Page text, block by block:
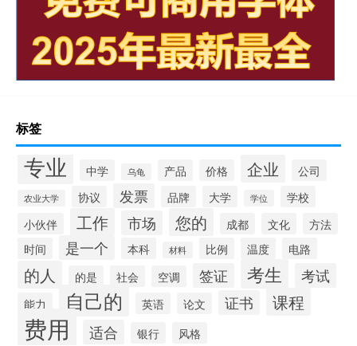
标签
专业 中学 乌龟 产品 价格 企业 公司
农业大学 协议 发票 品牌 大学 学位
学校
小伙伴
工作 市场 您的 成都 文化
方法
时间
是一个 本科 材料 比例 温度 电路
的人 的是 社会 空调 签证 考生 考试
能力 自己的 英语 论文 证书 课程
费用 适合 银行 风格